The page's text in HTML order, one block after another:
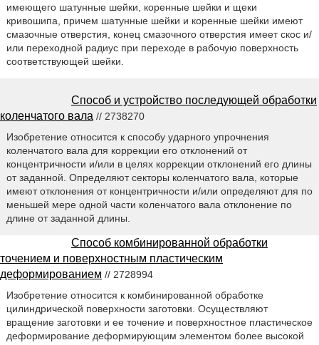
имеющего шатунные шейки, коренные шейки и щеки
кривошипа, причем шатунные шейки и коренные шейки имеют
смазочные отверстия, конец смазочного отверстия имеет скос и/
или переходной радиус при переходе в рабочую поверхность
соответствующей шейки.
Способ и устройство последующей обработки
коленчатого вала // 2738270
Изобретение относится к способу ударного упрочнения
коленчатого вала для коррекции его отклонений от
концентричности и/или в целях коррекции отклонений его длины
от заданной. Определяют секторы коленчатого вала, которые
имеют отклонения от концентричности и/или определяют для по
меньшей мере одной части коленчатого вала отклонение по
длине от заданной длины.
Способ комбинированной обработки
точением и поверхностным пластическим
деформированием // 2728994
Изобретение относится к комбинированной обработке
цилиндрической поверхности заготовки. Осуществляют
вращение заготовки и ее точение и поверхностное пластическое
деформирование деформирующим элементом более высокой